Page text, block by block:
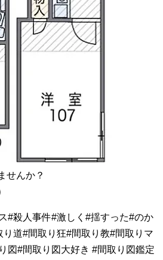
せんか？
#殺人事件#激しく#揺すった#のか
道#間取り狂#間取り教#間取りマ
図#間取り図大好き #間取り図鑑定